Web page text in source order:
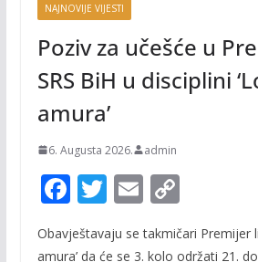
NAJNOVIJE VIJESTI
Poziv za učešće u
SRS BiH u disciplini
amura’
6. Augusta 2026. admin
F
ac
e
T
itt
E
m
ai
C
o
p
Obavještavaju se takmičari Premijer
amura’ da će se 3. kolo održati 21.